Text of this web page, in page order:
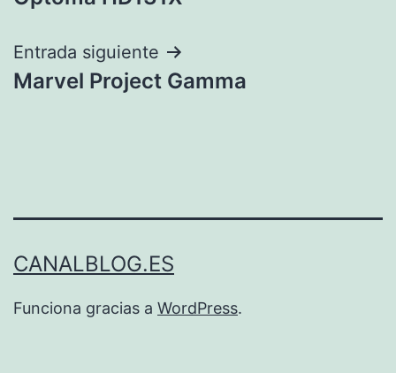
de
entradas
Entrada siguiente
Marvel Project Gamma
CANALBLOG.ES
Funciona gracias a WordPress.